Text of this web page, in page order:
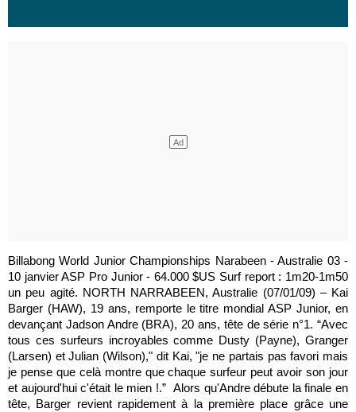
Billabong World Junior Championships Narabeen - Australie 03 -
10 janvier ASP Pro Junior - 64.000 $US Surf report : 1m20-1m50
un peu agité. NORTH NARRABEEN, Australie (07/01/09) – Kai
Barger (HAW), 19 ans, remporte le titre mondial ASP Junior, en
devançant Jadson Andre (BRA), 20 ans, tête de série n°1. “Avec
tous ces surfeurs incroyables comme Dusty (Payne), Granger
(Larsen) et Julian (Wilson)," dit Kai, "je ne partais pas favori mais
je pense que celà montre que chaque surfeur peut avoir son jour
et aujourd'hui c'était le mien !.” Alors qu'Andre débute la finale en
tête, Barger revient rapidement à la première place grâce une